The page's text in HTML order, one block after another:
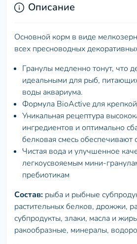
Описание
Основной корм в виде
всех пресноводных
Гранулы медленно тонут, что
идеальными для рыб,
воды аквариума.
Формула BioActive для
Уникальная рецептура
ингредиентов и оптимально
белковая смесь обеспечивают
Чистая вода и улучшенное
легкоусвояемым мини-
пребиотикам
Состав: рыба и рыбные
растительных белков, дрожжи,
субпродукты, злаки, масла и
ракообразные, минералы,